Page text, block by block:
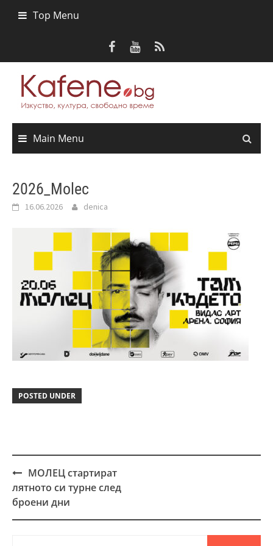
Top Menu
Main Menu
2026_Molec
16.06.2026 denica
POSTED UNDER
Post
navigation
МОЛЕЦ стартират
лятното си турне след
броени дни